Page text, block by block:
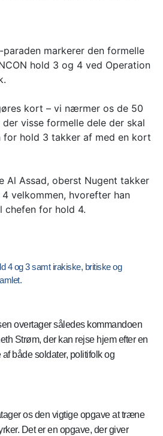
markerer den formelle
hold 3 og 4 ved Operation
kort – vi nærmer os de 50
visse formelle dele der skal
for hold 3 takker af med en kort
Al Assad, oberst Nugent takker
velkommen, hvorefter han
chefen for hold 4.
4 og 3 samt irakiske, britiske og
overtager således kommandoen
Strøm, der kan rejse hjem efter en
både soldater, politifolk og
os den vigtige opgave at træne
Det er en opgave, der giver